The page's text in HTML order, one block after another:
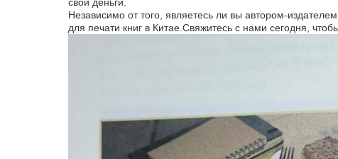
Независимо от того, являетесь ли вы автором-
для печати книг в Китае.Свяжитесь с нами сегодня,